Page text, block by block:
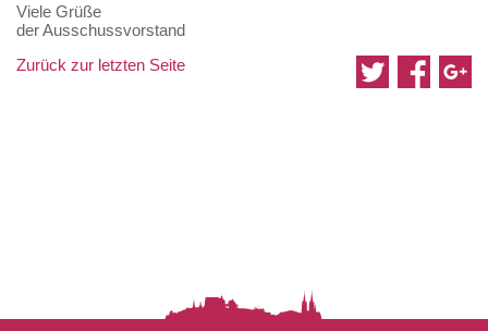
Viele Grüße
der Ausschussvorstand
Zurück zur letzten Seite